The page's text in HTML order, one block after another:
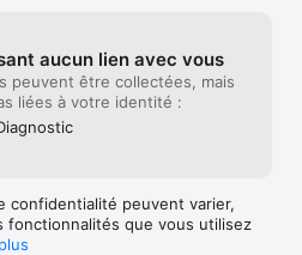
aucun lien avec vous
peuvent être collectées, mais
liées à votre identité :
confidentialité peuvent varier,
fonctionnalités que vous utilisez